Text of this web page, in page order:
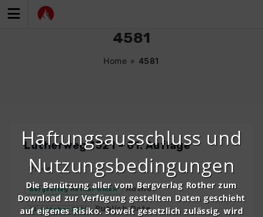
Inhalt
4581
Home » 4581
Lutherweg 1521 – 01. Auflage
Price
Bergverlag Rother GmbH Author
12. Oktober 2021 Publish Date
Haftungsausschluss und
Nutzungsbedingungen
Die Benützung aller vom Bergverlag Rother zum
Download zur Verfügung gestellten Daten geschieht
auf eigenes Risiko. Soweit gesetzlich zulässig, wird